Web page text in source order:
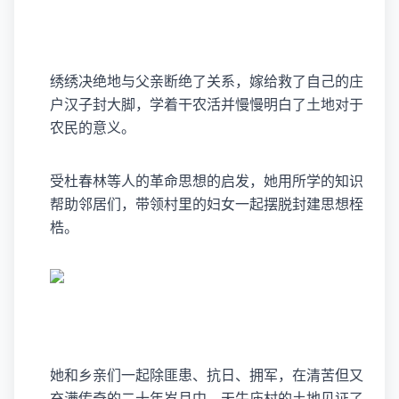
绣绣决绝地与父亲断绝了关系，嫁给救了自己的庄
户汉子封大脚，学着干农活并慢慢明白了土地对于
农民的意义。
受杜春林等人的革命思想的启发，她用所学的知识
帮助邻居们，带领村里的妇女一起摆脱封建思想桎
梏。
她和乡亲们一起除匪患、抗日、拥军，在清苦但又